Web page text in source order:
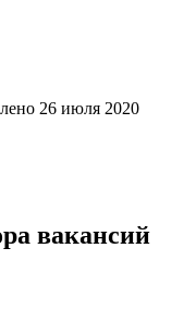
26 июля 2020
вакансий